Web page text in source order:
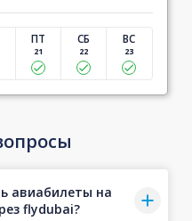
ПТ
21
СБ
22
ВС
23
авиабилеты на
flydubai?